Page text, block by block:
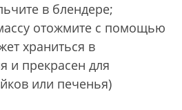
в блендере;
отожмите с помощью
храниться в
и прекрасен для
или печенья)